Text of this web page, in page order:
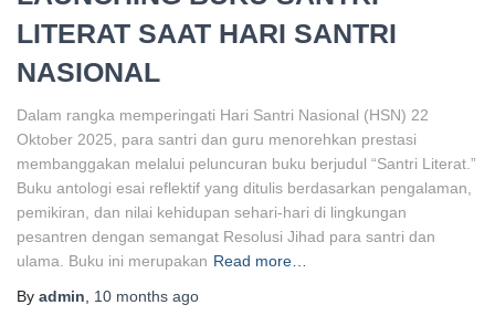
LITERAT SAAT HARI SANTRI
NASIONAL
Dalam rangka memperingati Hari Santri Nasional (HSN) 22
Oktober 2025, para santri dan guru menorehkan prestasi
membanggakan melalui peluncuran buku berjudul “Santri Literat.”
Buku antologi esai reflektif yang ditulis berdasarkan pengalaman,
pemikiran, dan nilai kehidupan sehari-hari di lingkungan
pesantren dengan semangat Resolusi Jihad para santri dan
ulama. Buku ini merupakan Read more…
By admin 10 months ago